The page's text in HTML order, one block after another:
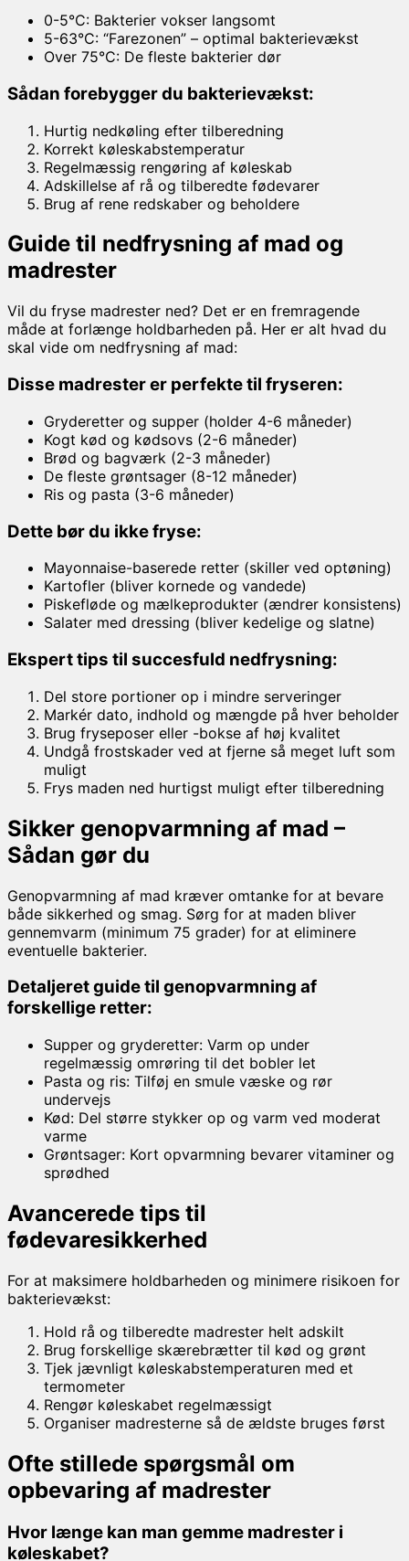
0-5°C: Bakterier vokser langsomt
5-63°C: “Farezonen” – optimal bakterievækst
Over 75°C: De fleste bakterier dør
Sådan forebygger du bakterievækst:
Hurtig nedkøling efter tilberedning
Korrekt køleskabstemperatur
Regelmæssig rengøring af køleskab
Adskillelse af rå og tilberedte fødevarer
Brug af rene redskaber og beholdere
Guide til nedfrysning af mad og
madrester
Vil du fryse madrester ned? Det er en fremragende
måde at forlænge holdbarheden på. Her er alt hvad du
skal vide om nedfrysning af mad:
Disse madrester er perfekte til fryseren:
Gryderetter og supper (holder 4-6 måneder)
Kogt kød og kødsovs (2-6 måneder)
Brød og bagværk (2-3 måneder)
De fleste grøntsager (8-12 måneder)
Ris og pasta (3-6 måneder)
Dette bør du ikke fryse:
Mayonnaise-baserede retter (skiller ved optøning)
Kartofler (bliver kornede og vandede)
Piskefløde og mælkeprodukter (ændrer konsistens)
Salater med dressing (bliver kedelige og slatne)
Ekspert tips til succesfuld nedfrysning:
Del store portioner op i mindre serveringer
Markér dato, indhold og mængde på hver beholder
Brug fryseposer eller -bokse af høj kvalitet
Undgå frostskader ved at fjerne så meget luft som
muligt
Frys maden ned hurtigst muligt efter tilberedning
Sikker genopvarmning af mad –
Sådan gør du
Genopvarmning af mad kræver omtanke for at bevare
både sikkerhed og smag. Sørg for at maden bliver
gennemvarm (minimum 75 grader) for at eliminere
eventuelle bakterier.
Detaljeret guide til genopvarmning af
forskellige retter:
Supper og gryderetter: Varm op under
regelmæssig omrøring til det bobler let
Pasta og ris: Tilføj en smule væske og rør
undervejs
Kød: Del større stykker op og varm ved moderat
varme
Grøntsager: Kort opvarmning bevarer vitaminer og
sprødhed
Avancerede tips til
fødevaresikkerhed
For at maksimere holdbarheden og minimere risikoen for
bakterievækst:
Hold rå og tilberedte madrester helt adskilt
Brug forskellige skærebrætter til kød og grønt
Tjek jævnligt køleskabstemperaturen med et
termometer
Rengør køleskabet regelmæssigt
Organiser madresterne så de ældste bruges først
Ofte stillede spørgsmål om
opbevaring af madrester
Hvor længe kan man gemme madrester i
køleskabet?